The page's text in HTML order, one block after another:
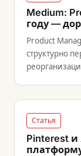
Medium:
году —
Product
структурно
Статья
Pinterest